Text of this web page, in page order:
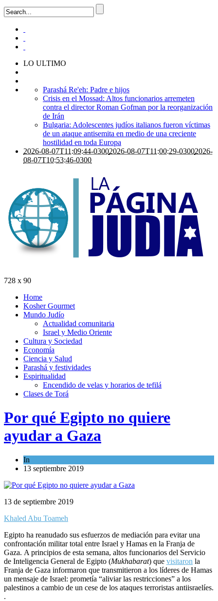
LO ULTIMO
Parashá Re'eh: Padre e hijos
Crisis en el Mossad: Altos funcionarios arremeten
contra el director Roman Gofman por la reorganización
de Irán
Bulgaria: Adolescentes judíos italianos fueron víctimas
de un ataque antisemita en medio de una creciente
hostilidad en toda Europa
2026-08-07T11:09:44-03002026-08-07T11:00:29-03002026-
08-07T10:53:46-0300
728 x 90
Home
Kosher Gourmet
Mundo Judío
Actualidad comunitaria
Israel y Medio Oriente
Cultura y Sociedad
Economía
Ciencia y Salud
Parashá y festividades
Espiritualidad
Encendido de velas y horarios de tefilá
Clases de Torá
Por qué Egipto no quiere
ayudar a Gaza
In
13 septiembre 2019
13 de septiembre 2019
Khaled Abu Toameh
Egipto ha reanudado sus esfuerzos de mediación para evitar una
confrontación militar total entre Israel y Hamas en la Franja de
Gaza. A principios de esta semana, altos funcionarios del Servicio
de Inteligencia General de Egipto (Mukhabarat) que visitaron la
Franja de Gaza informaron que transmitieron a los líderes de Hamas
un mensaje de Israel: prometía “aliviar las restricciones” a los
palestinos a cambio de un cese de los ataques terroristas antiisraelíes.
.